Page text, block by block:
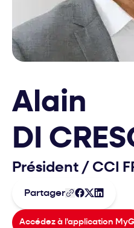
Alain
DI
Président / CCI
Partager
Accédez à l'application MyGI